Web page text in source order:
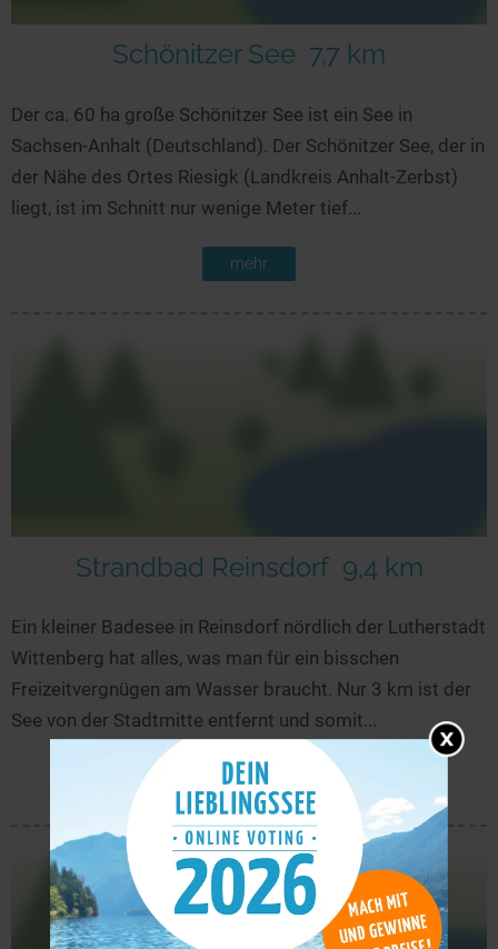
Schönitzer See 7,7 km
Der ca. 60 ha große Schönitzer See ist ein See in
Sachsen-Anhalt (Deutschland). Der Schönitzer See, der in
der Nähe des Ortes Riesigk (Landkreis Anhalt-Zerbst)
liegt, ist im Schnitt nur wenige Meter tief...
mehr
Strandbad Reinsdorf 9,4 km
Ein kleiner Badesee in Reinsdorf nördlich der Lutherstadt
Wittenberg hat alles, was man für ein bisschen
Freizeitvergnügen am Wasser braucht. Nur 3 km ist der
See von der Stadtmitte entfernt und somit...
mehr